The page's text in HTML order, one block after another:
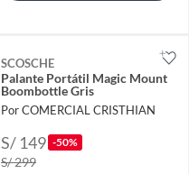
SCOSCHE
Palante Portátil Magic Mount
Boombottle Gris
Por COMERCIAL CRISTHIAN
S/ 149 -50%
S/ 299